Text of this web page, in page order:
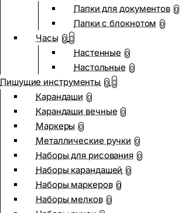
Папки для документов 0
Папки с блокнотом 0
Часы 0
Настенные 0
Настольные 0
Пишущие инструменты 0
Карандаши 0
Карандаши вечные 0
Маркеры 0
Металлические ручки 0
Наборы для рисования 0
Наборы карандашей 0
Наборы маркеров 0
Наборы мелков 0